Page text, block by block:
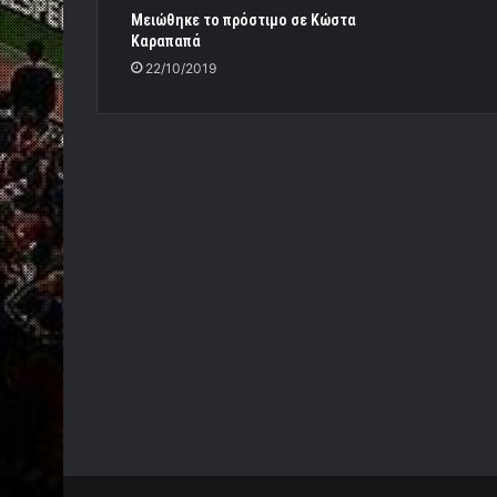
Μειώθηκε το πρόστιμο σε Κώστα
Καραπαπά
22/10/2019